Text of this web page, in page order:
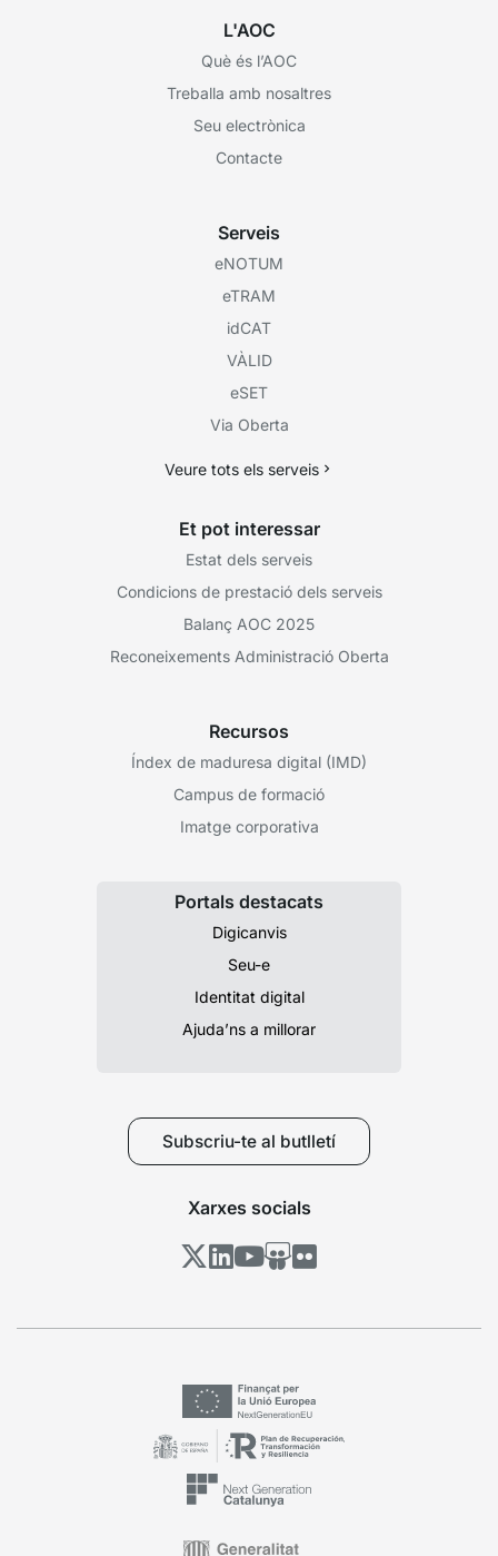
L'AOC
Què és l’AOC
Treballa amb nosaltres
Seu electrònica
Contacte
Serveis
eNOTUM
eTRAM
idCAT
VÀLID
eSET
Via Oberta
Veure tots els serveis
Et pot interessar
Estat dels serveis
Condicions de prestació dels serveis
Balanç AOC 2025
Reconeixements Administració Oberta
Recursos
Índex de maduresa digital (IMD)
Campus de formació
Imatge corporativa
Portals destacats
Digicanvis
Seu-e
Identitat digital
Ajuda’ns a millorar
Subscriu-te al butlletí
Xarxes socials